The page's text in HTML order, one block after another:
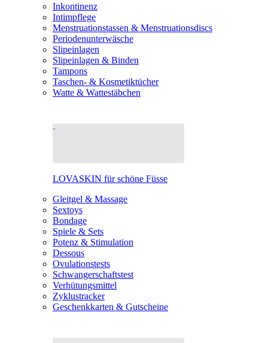
Inkontinenz
Intimpflege
Menstruationstassen & Menstruationsdiscs
Periodenunterwäsche
Slipeinlagen
Slipeinlagen & Binden
Tampons
Taschen- & Kosmetiktücher
Watte & Wattestäbchen
LOVASKIN für schöne Füsse
Gleitgel & Massage
Sextoys
Bondage
Spiele & Sets
Potenz & Stimulation
Dessous
Ovulationstests
Schwangerschaftstest
Verhütungsmittel
Zyklustracker
Geschenkkarten & Gutscheine